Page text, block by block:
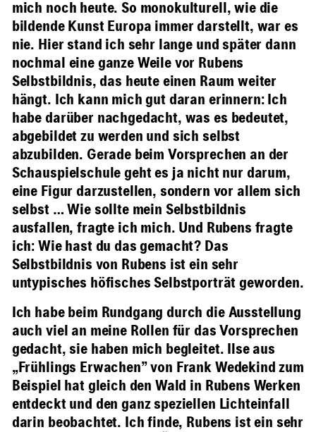
mich noch heute. So monokulturell, wie die
bildende Kunst Europa immer darstellt, war es
nie. Hier stand ich sehr lange und später dann
nochmal eine ganze Weile vor Rubens
Selbstbildnis, das heute einen Raum weiter
hängt. Ich kann mich gut daran erinnern: Ich
habe darüber nachgedacht, was es bedeutet,
abgebildet zu werden und sich selbst
abzubilden. Gerade beim Vorsprechen an der
Schauspielschule geht es ja nicht nur darum,
eine Figur darzustellen, sondern vor allem sich
selbst … Wie sollte mein Selbstbildnis
ausfallen, fragte ich mich. Und Rubens fragte
ich: Wie hast du das gemacht? Das
Selbstbildnis von Rubens ist ein sehr
untypisches höfisches Selbstporträt geworden.
Ich habe beim Rundgang durch die Ausstellung
auch viel an meine Rollen für das Vorsprechen
gedacht, sie haben mich begleitet. Ilse aus
„Frühlings Erwachen” von Frank Wedekind zum
Beispiel hat gleich den Wald in Rubens Werken
entdeckt und den ganz speziellen Lichteinfall
darin beobachtet. Ich finde, Rubens ist ein sehr